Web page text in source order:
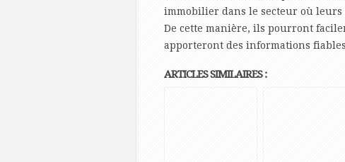
immobilier dans le secteur où
De cette manière, ils pourront
apporteront des informations
ARTICLES SIMILAIRES :